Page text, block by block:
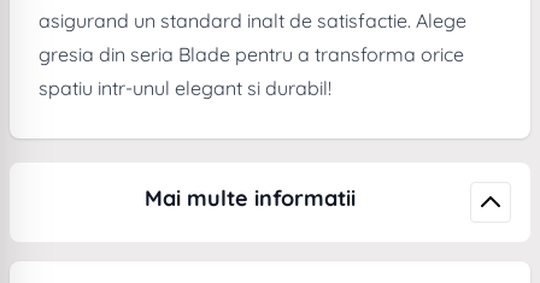
asigurand un standard inalt de satisfactie. Alege
gresia din seria Blade pentru a transforma orice
spatiu intr-unul elegant si durabil!
Mai multe informatii